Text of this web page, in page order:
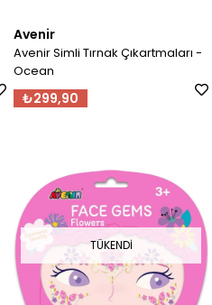
Avenir
Avenir Simli Tırnak Çıkartmaları -
Ocean
₺299,90
TÜKENDI